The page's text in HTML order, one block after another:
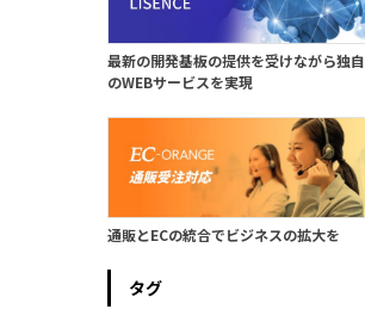
最新の開発基板の提供を受けながら独自
のWEBサービスを実現
通販とECの統合でビジネスの拡大を
タグ